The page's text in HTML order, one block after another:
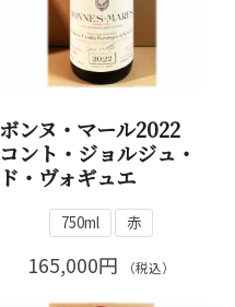
ボンヌ・マール2022
コント・ジョルジュ・
ド・ヴォギュエ
750ml 赤
165,000円 （税込）